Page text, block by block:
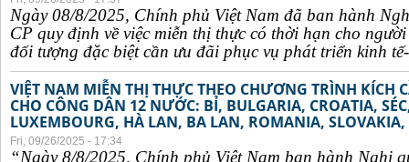
Ngày 08/8/2025, Chính phủ Việt Nam đã ban hành
CP quy định về việc miễn thị thực có thời hạn cho
đối tượng đặc biệt cần ưu đãi phục vụ phát triển kinh
VIỆT NAM MIỄN THỊ THỰC THEO CHƯƠNG TRÌNH KÍCH
CHO CÔNG DÂN 12 NƯỚC: BỈ, BULGARIA, CROATIA,
LUXEMBOURG, HÀ LAN, BA LAN, ROMANIA, SLOVAKIA,
Fri, 09/26/2025 - 17:34
“Ngày 8/8/2025, Chính phủ Việt Nam ban hành Nghị